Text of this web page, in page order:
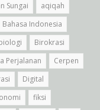
Sungai
aqiqah
Bahasa Indonesia
Birokrasi
Perjalanan
Cerpen
Digital
fiksi